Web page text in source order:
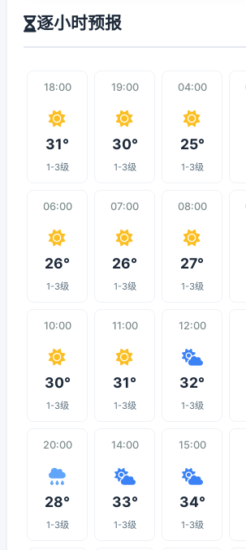
逐小时预报
18:00
31°
1-3级
19:00
30°
1-3级
04:00
25°
1-3级
06:00
26°
1-3级
07:00
26°
1-3级
08:00
27°
1-3级
10:00
30°
1-3级
11:00
31°
1-3级
12:00
32°
1-3级
20:00
28°
1-3级
14:00
33°
1-3级
15:00
34°
1-3级